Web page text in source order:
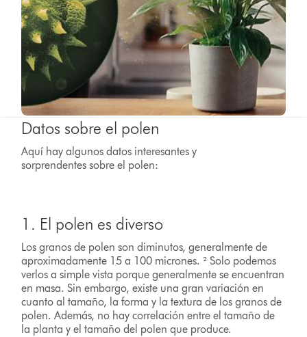
Datos sobre el polen
Aquí hay algunos datos interesantes y
sorprendentes sobre el polen:
1. El polen es diverso
Los granos de polen son diminutos, generalmente de
aproximadamente 15 a 100 micrones. ² Solo podemos
verlos a simple vista porque generalmente se encuentran
en masa. Sin embargo, existe una gran variación en
cuanto al tamaño, la forma y la textura de los granos de
polen. Además, no hay correlación entre el tamaño de
la planta y el tamaño del polen que produce.